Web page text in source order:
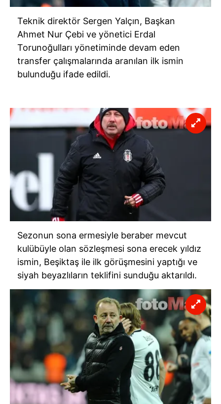
Teknik direktör Sergen Yalçın, Başkan
Ahmet Nur Çebi ve yönetici Erdal
Torunoğulları yönetiminde devam eden
transfer çalışmalarında aranılan ilk ismin
bulunduğu ifade edildi.
Sezonun sona ermesiyle beraber mevcut
kulübüyle olan sözleşmesi sona erecek yıldız
ismin, Beşiktaş ile ilk görüşmesini yaptığı ve
siyah beyazlıların teklifini sunduğu aktarıldı.